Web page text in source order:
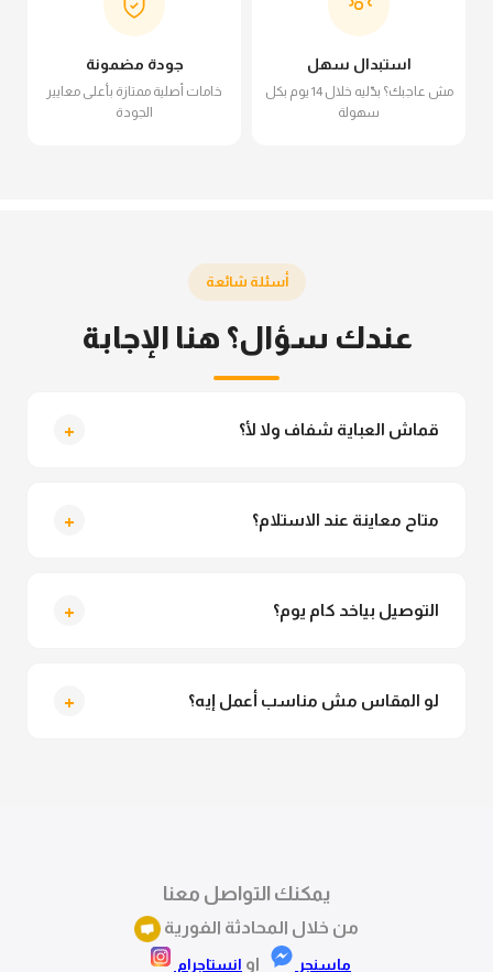
استبدال سهل
مش عاجبك؟ بدّليه خلال 14 يوم بكل
سهولة
جودة مضمونة
خامات أصلية ممتازة بأعلى معايير
الجودة
أسئلة شائعة
عندك سؤال؟ هنا الإجابة
قماش العباية شفاف ولا لأ؟ +
متاح معاينة عند الاستلام؟ +
التوصيل بياخد كام يوم؟ +
لو المقاس مش مناسب أعمل إيه؟ +
يمكنك التواصل معنا
من خلال المحادثة الفورية
ماسنجر او انستاجرام